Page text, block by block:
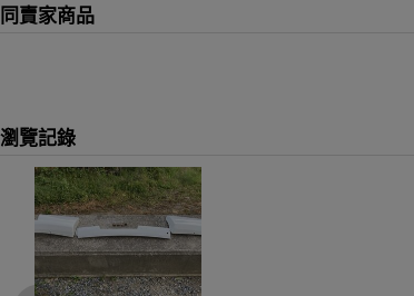
同賣家商品
瀏覽記錄